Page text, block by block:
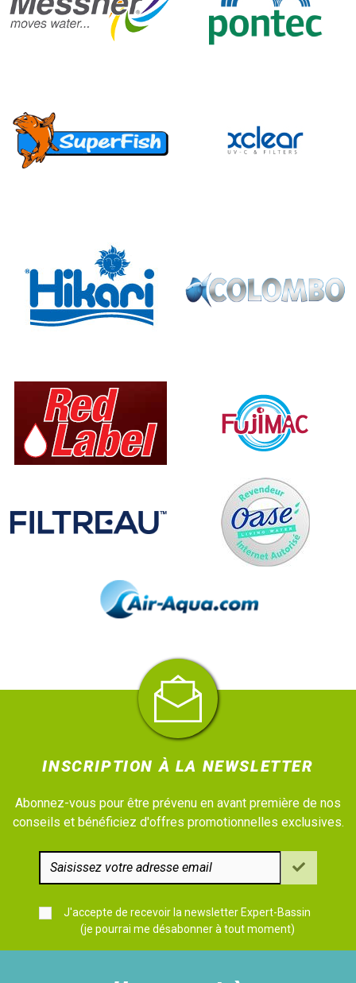
INSCRIPTION À LA NEWSLETTER
Abonnez-vous pour être prévenu en avant première de nos
conseils et bénéficiez d'offres promotionnelles exclusives.
J'accepte de recevoir la newsletter Expert-Bassin
(je pourrai me désabonner à tout moment)